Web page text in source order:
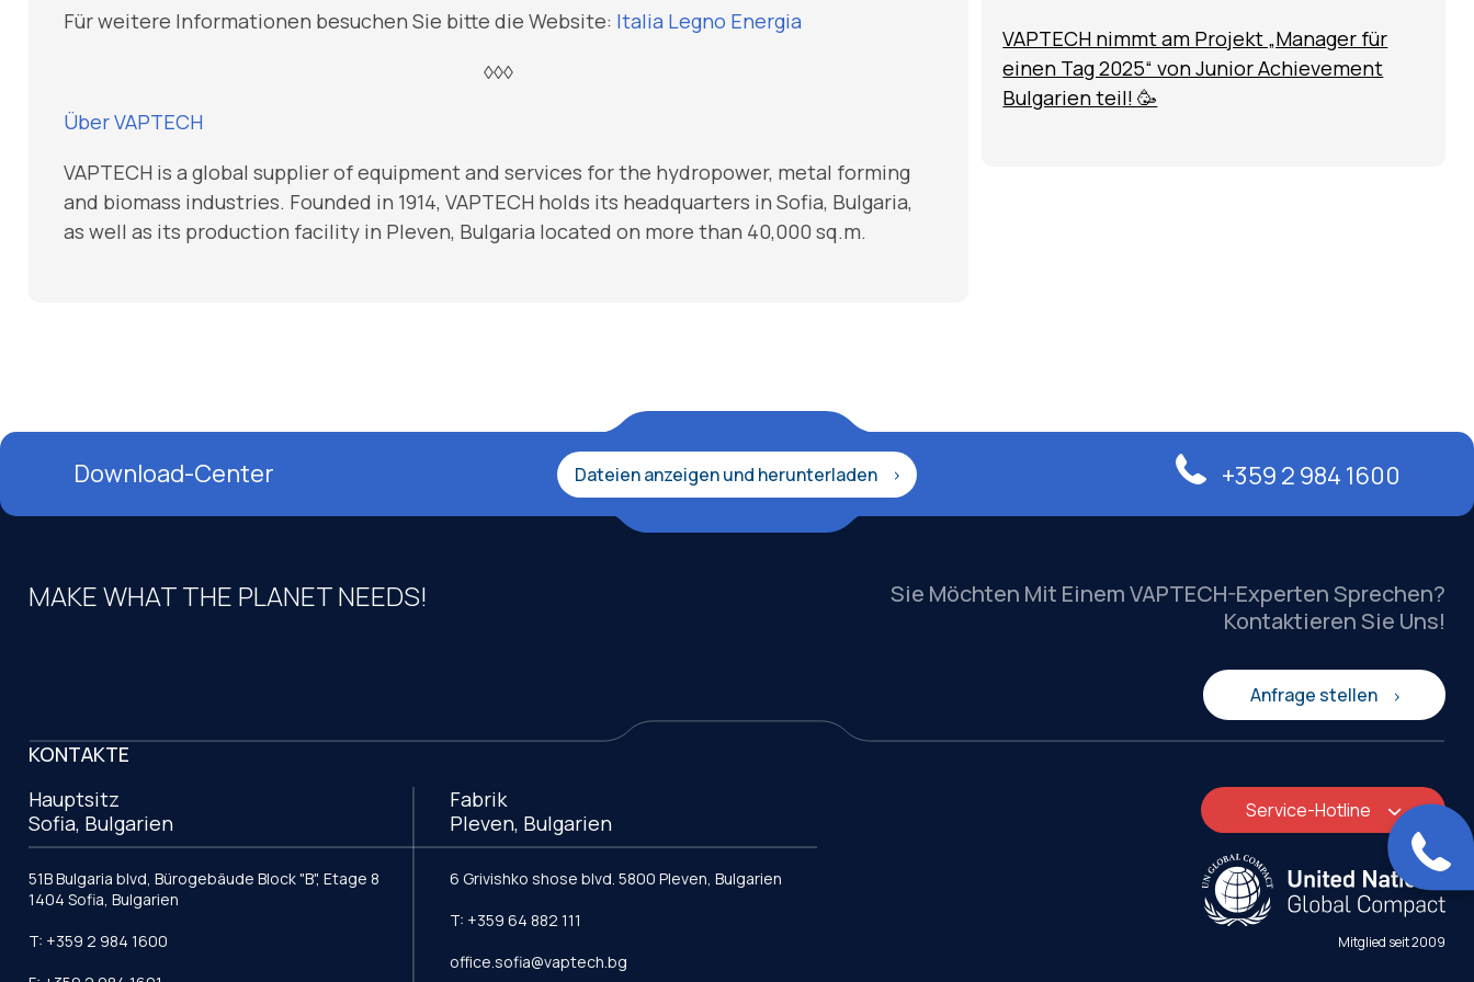
Für weitere Informationen besuchen Sie bitte die Website: Italia Legno Energia
◊◊◊
Über VAPTECH
VAPTECH is a global supplier of equipment and services for the hydropower, metal forming
and biomass industries. Founded in 1914, VAPTECH holds its headquarters in Sofia, Bulgaria,
as well as its production facility in Pleven, Bulgaria located on more than 40,000 sq.m.
VAPTECH nimmt am Projekt „Manager für
einen Tag 2025“ von Junior Achievement
Bulgarien teil! 🥳
Download-Center Dateien anzeigen und herunterladen +359 2 984 1600
MAKE WHAT THE PLANET NEEDS!
Sie Möchten Mit Einem VAPTECH-Experten Sprechen?
Kontaktieren Sie Uns!
Anfrage stellen
KONTAKTE
Hauptsitz
Sofia, Bulgarien
51B Bulgaria blvd, Bürogebäude Block "B", Etage 8
1404 Sofia, Bulgarien
T: +359 2 984 1600
Fabrik
Pleven, Bulgarien
6 Grivishko shose blvd. 5800 Pleven, Bulgarien
T: +359 64 882 111
office.sofia@vaptech.bg
Service-Hotline
Mitglied seit 2009